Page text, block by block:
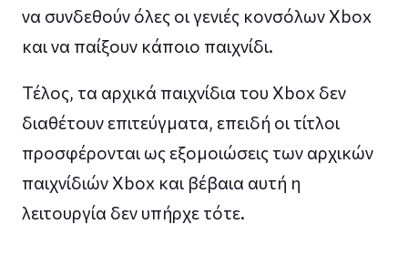
να συνδεθούν όλες οι γενιές κονσόλων Xbox
και να παίξουν κάποιο παιχνίδι.
Τέλος, τα αρχικά παιχνίδια του Xbox δεν
διαθέτουν επιτεύγματα, επειδή οι τίτλοι
προσφέρονται ως εξομοιώσεις των αρχικών
παιχνίδιών Xbox και βέβαια αυτή η
λειτουργία δεν υπήρχε τότε.